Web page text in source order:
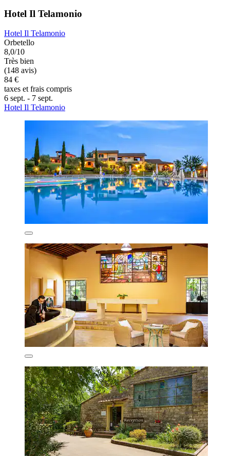
Hotel Il Telamonio
Hotel Il Telamonio
Orbetello
8,0/10
Très bien
(148 avis)
84 €
taxes et frais compris
6 sept. - 7 sept.
Hotel Il Telamonio